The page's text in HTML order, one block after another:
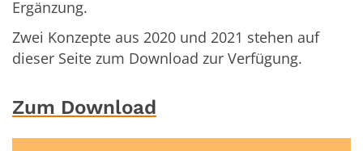
Ergänzung.
Zwei Konzepte aus 2020 und 2021 stehen auf
dieser Seite zum Download zur Verfügung.
Zum Download